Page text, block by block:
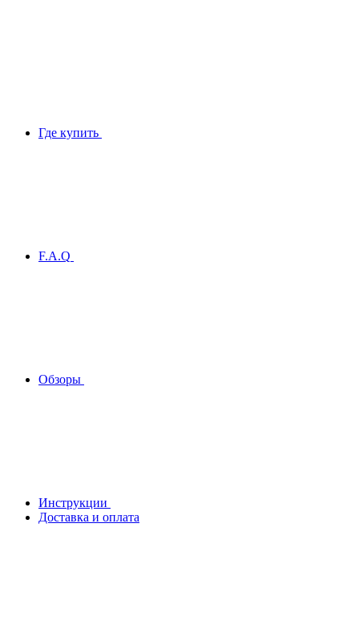
Где купить
F.A.Q
Обзоры
Инструкции
Доставка и оплата